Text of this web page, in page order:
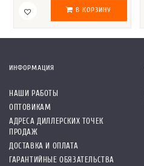
В КОРЗИНУ
ИНФОРМАЦИЯ
НАШИ РАБОТЫ
ОПТОВИКАМ
АДРЕСА ДИЛЛЕРСКИХ ТОЧЕК
ПРОДАЖ
ДОСТАВКА И ОПЛАТА
ГАРАНТИЙНЫЕ ОБЯЗАТЕЛЬСТВА